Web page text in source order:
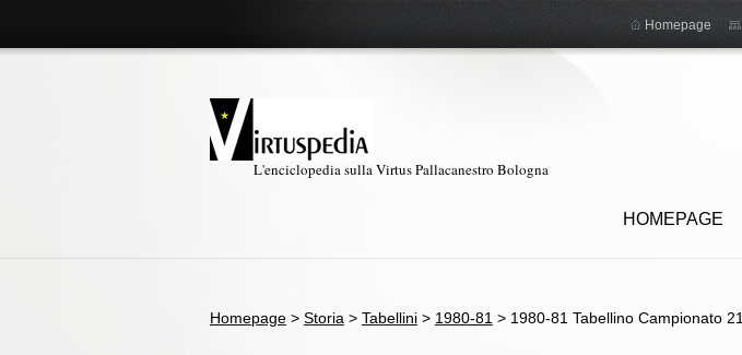
L'enciclopedia sulla Virtus Pallacanestro Bologna
HOMEPAGE
Homepage
Homepage > Storia > Tabellini > 1980-81 > 1980-81 Tabellino Campionato 21